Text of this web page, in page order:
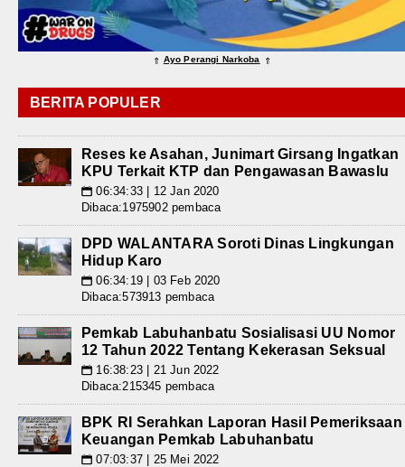
⇑ Ayo Perangi Narkoba ⇑
BERITA POPULER
Reses ke Asahan, Junimart Girsang Ingatkan
KPU Terkait KTP dan Pengawasan Bawaslu
📅 06:34:33 | 12 Jan 2020
Dibaca:1975902 pembaca
DPD WALANTARA Soroti Dinas Lingkungan
Hidup Karo
📅 06:34:19 | 03 Feb 2020
Dibaca:573913 pembaca
Pemkab Labuhanbatu Sosialisasi UU Nomor
12 Tahun 2022 Tentang Kekerasan Seksual
📅 16:38:23 | 21 Jun 2022
Dibaca:215345 pembaca
BPK RI Serahkan Laporan Hasil Pemeriksaan
Keuangan Pemkab Labuhanbatu
📅 07:03:37 | 25 Mei 2022